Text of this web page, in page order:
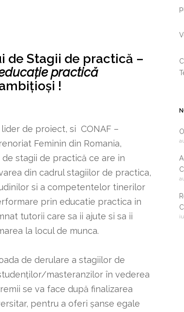
de Stagii de practică –
practică
!
de proiect, si CONAF –
Feminin din Romania,
stagii de practică ce are in
din cadrul stagiilor de practica,
si a competentelor tinerilor
prin educatie practica in
tutorii care sa ii ajute si sa ii
la locul de munca.
de derulare a stagiilor de
masteranzilor în vederea
se va face după finalizarea
pentru a oferi șanse egale